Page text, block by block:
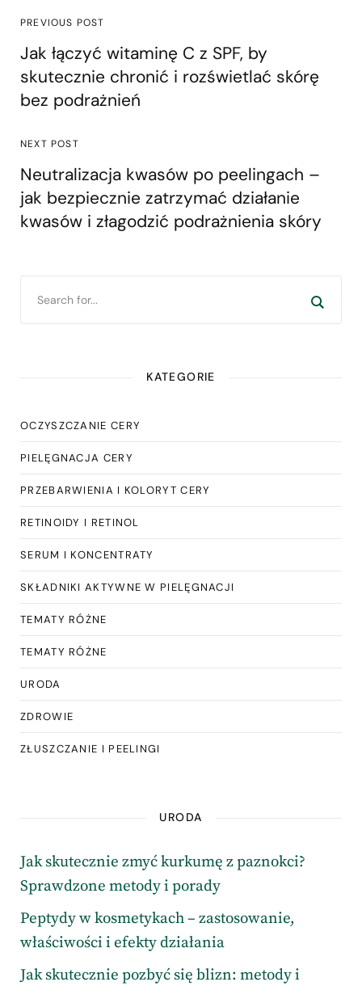
PREVIOUS POST
Jak łączyć witaminę C z SPF, by
skutecznie chronić i rozświetlać skórę
bez podrażnień
NEXT POST
Neutralizacja kwasów po peelingach –
jak bezpiecznie zatrzymać działanie
kwasów i złagodzić podrażnienia skóry
KATEGORIE
OCZYSZCZANIE CERY
PIELĘGNACJA CERY
PRZEBARWIENIA I KOLORYT CERY
RETINOIDY I RETINOL
SERUM I KONCENTRATY
SKŁADNIKI AKTYWNE W PIELĘGNACJI
TEMATY RÓŻNE
TEMATY RÓŻNE
URODA
ZDROWIE
ZŁUSZCZANIE I PEELINGI
URODA
Jak skutecznie zmyć kurkumę z paznokci?
Sprawdzone metody i porady
Peptydy w kosmetykach – zastosowanie,
właściwości i efekty działania
Jak skutecznie pozbyć się blizn: metody i